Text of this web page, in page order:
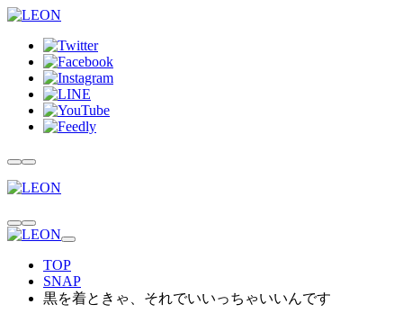
TOP
SNAP
黒を着ときゃ、それでいいっちゃいいんです